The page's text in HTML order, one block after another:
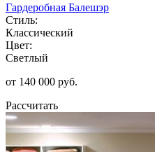
Гардеробная Балешэр
Стиль:
Классический
Цвет:
Светлый
от 140 000 руб.
Рассчитать